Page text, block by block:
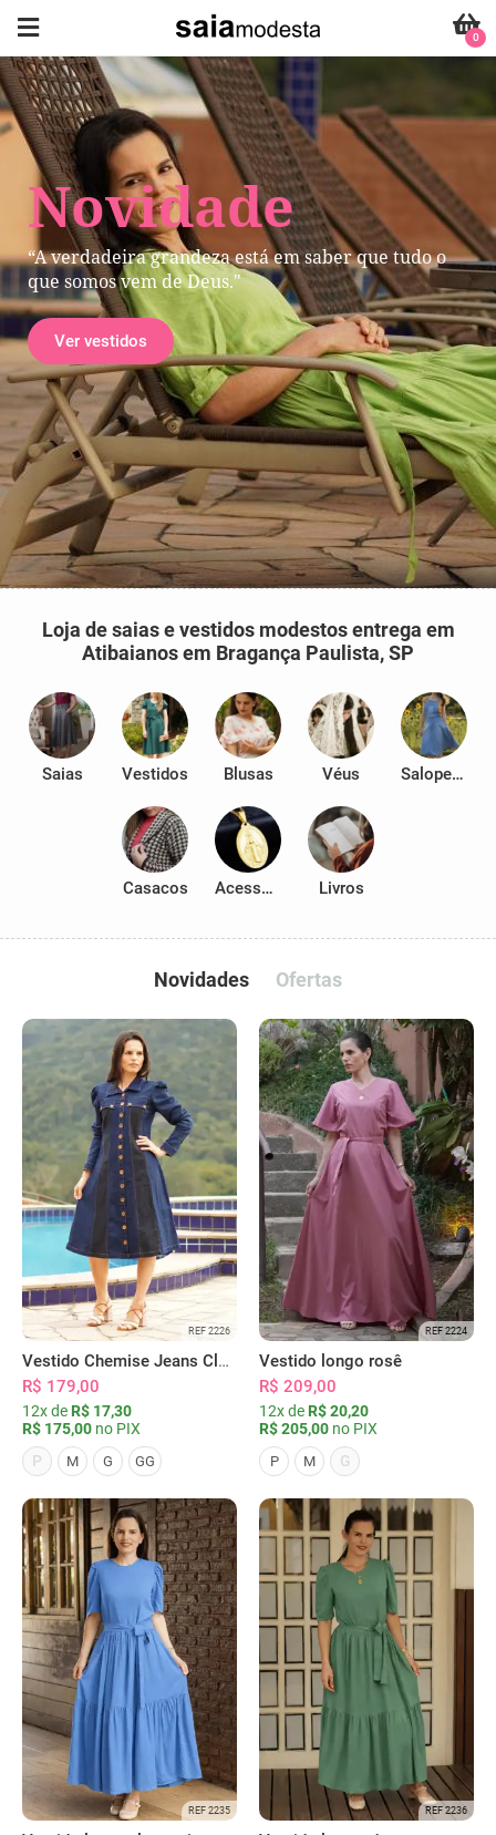
Novidade
“A verdadeira grandeza está em saber que tudo o
que somos vem de Deus."
Ver vestidos
0
Loja de saias e vestidos modestos entrega em
Atibaianos em Bragança Paulista, SP
Saias Vestidos Blusas Véus Salopetes
Casacos Acessórios Livros
Novidades Ofertas
REF 2226
Vestido Chemise Jeans Clássica Serena
R$ 179,00
12x de R$ 17,30
R$ 175,00 no PIX
P
M G GG
REF 2224
Vestido longo rosê
R$ 209,00
12x de R$ 20,20
R$ 205,00 no PIX
P M G
REF 2235 REF 2236